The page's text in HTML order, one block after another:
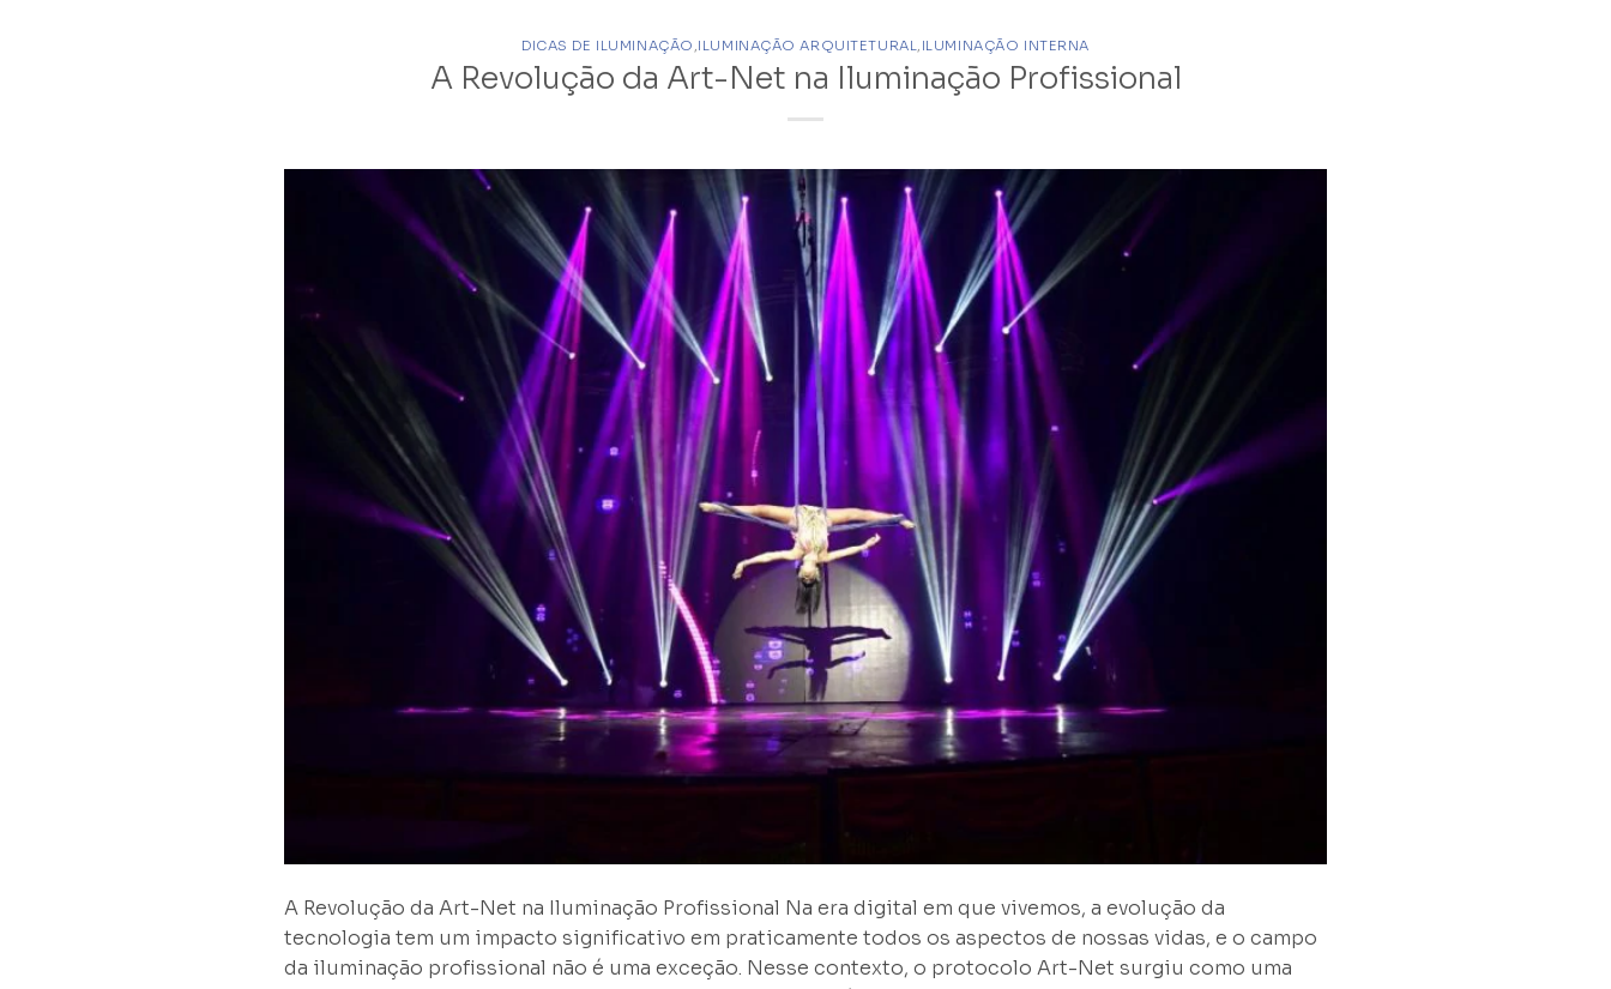
DICAS DE ILUMINAÇÃO ILUMINAÇÃO ARQUITETURAL ILUMINAÇÃO INTERNA
A Revolução da Art-Net na Iluminação Profissional
A Revolução da Art-Net na Iluminação Profissional Na era digital em que vivemos, a evolução da
tecnologia tem um impacto significativo em praticamente todos os aspectos de nossas vidas, e o campo
da iluminação profissional não é uma exceção. Nesse contexto, o protocolo Art-Net surgiu como uma